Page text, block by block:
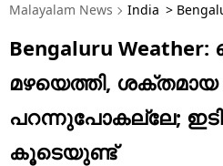
Entertainment
Business
Education
Malayalam News India >
Bengaluru
മഴയെത്തി, ശക്തമായ
പറന്നുപോകല്ലേ;
കൂടെയുണ്ട്‌